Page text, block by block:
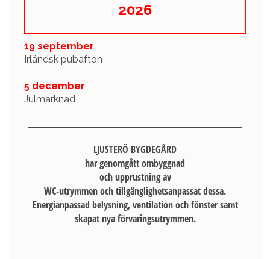
2026
19 september
Irländsk pubafton
5 december
Julmarknad
LJUSTERÖ BYGDEGÅRD
har genomgått ombyggnad
och upprustning av
WC-utrymmen och tillgänglighetsanpassat dessa.
Energianpassad belysning, ventilation och fönster samt
skapat nya förvaringsutrymmen.